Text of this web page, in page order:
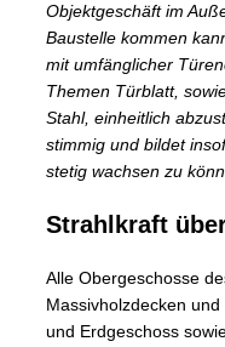
Objektgeschäft im
Baustelle kommen
mit umfänglicher
Themen Türblatt,
Stahl, einheitlich
stimmig und bildet
stetig wachsen zu
Strahlkraft
Alle Obergeschosse
Massivholzdecken
und Erdgeschoss